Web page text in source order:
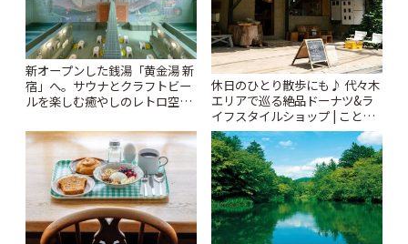
新オープンした銭湯「黄金湯 新
宿」へ。サウナとクラフトビー
ルを楽しむ癒やしのレトロ空間
休日のひとり散歩にも♪ 代々木
エリアで巡る絶品ドーナツ&ラ
イフスタイルショップ | ことり
っぷ